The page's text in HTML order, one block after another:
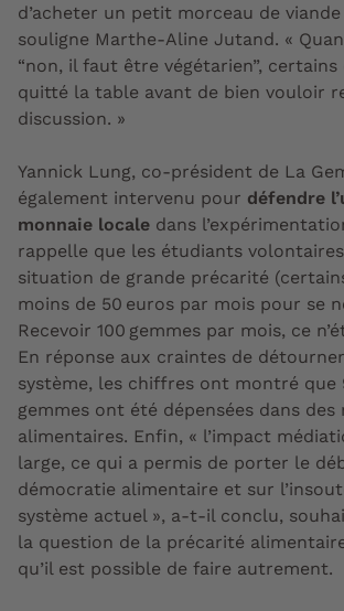
d’acheter un petit morceau de
souligne Marthe-Aline Jutand. «
“non, il faut être végétarien”, certains
quitté la table avant de bien vouloir
discussion. »
Yannick Lung, co-président de La
également intervenu pour défendre
monnaie locale dans
rappelle que les étudiants
situation de grande précarité
moins de 50 euros par mois pour se
Recevoir 100 gemmes par mois, ce
En réponse aux craintes de
système, les chiffres ont montré que
gemmes ont été dépensées dans des
alimentaires. Enfin, « l’impact
large, ce qui a permis de porter le
démocratie alimentaire et sur
système actuel », a-t-il conclu,
la question de la précarité
qu’il est possible de faire autrement.